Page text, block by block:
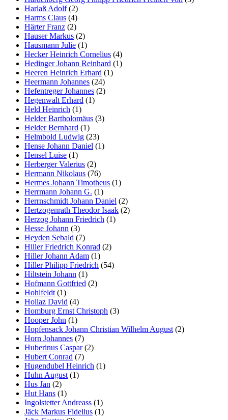
Harlaß Adolf(2)
Harms Claus (4)
Härter Franz (2)
Hauser Markus (2)
Hausmann Julie (1)
Hecker Heinrich Cornelius (4)
Hedinger Johann Reinhard (1)
Heeren Heinrich Erhard (1)
Heermann Johannes (24)
Hefentreger Johannes (2)
Hegenwalt Erhard (1)
Held Heinrich (1)
Helder Bartholomäus (3)
Helder Bernhard (1)
Helmbold Ludwig (23)
Hense Johann Daniel (1)
Hensel Luise (1)
Herberger Valerius (2)
Hermann Nikolaus (76)
Hermes Johann Timotheus (1)
Herrmann Johann G. (1)
Herrnschmidt Johann Daniel (2)
Hertzogenrath Theodor Isaak (2)
Herzog Johann Friedrich (1)
Hesse Johann (3)
Heyden Sebald (7)
Hiller Friedrich Konrad (2)
Hiller Johann Adam (1)
Hiller Philipp Friedrich (54)
Hiltstein Johann (1)
Hofmann Gottfried (2)
Hohlfeldt (1)
Hollaz David (4)
Homburg Ernst Christoph (3)
Hooper John (1)
Hopfensack Johann Christian Wilhelm August (2)
Horn Johannes (7)
Huberinus Caspar(2)
Hubert Conrad (7)
Hugendubel Heinrich (1)
Huhn August (1)
Hus Jan (2)
Hut Hans (1)
Ingolstetter Andreass (1)
Jäck Markus Fidelius (1)